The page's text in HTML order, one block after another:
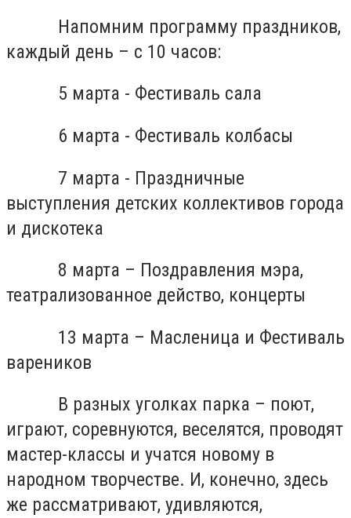
Напомним программу праздников,
каждый день – с 10 часов:
5 марта - Фестиваль сала
6 марта - Фестиваль колбасы
7 марта - Праздничные
выступления детских коллективов города
и дискотека
8 марта – Поздравления мэра,
театрализованное действо, концерты
13 марта – Масленица и Фестиваль
вареников
В разных уголках парка – поют,
играют, соревнуются, веселятся, проводят
мастер-классы и учатся новому в
народном творчестве. И, конечно, здесь
же рассматривают, удивляются,